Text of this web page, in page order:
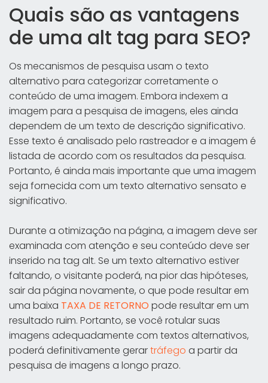
Quais são as vantagens
de uma alt tag para SEO?
Os mecanismos de pesquisa usam o texto
alternativo para categorizar corretamente o
conteúdo de uma imagem. Embora indexem a
imagem para a pesquisa de imagens, eles ainda
dependem de um texto de descrição significativo.
Esse texto é analisado pelo rastreador e a imagem é
listada de acordo com os resultados da pesquisa.
Portanto, é ainda mais importante que uma imagem
seja fornecida com um texto alternativo sensato e
significativo.
Durante a otimização na página, a imagem deve ser
examinada com atenção e seu conteúdo deve ser
inserido na tag alt. Se um texto alternativo estiver
faltando, o visitante poderá, na pior das hipóteses,
sair da página novamente, o que pode resultar em
uma baixa TAXA DE RETORNO pode resultar em um
resultado ruim. Portanto, se você rotular suas
imagens adequadamente com textos alternativos,
poderá definitivamente gerartráfego a partir da
pesquisa de imagens a longo prazo.